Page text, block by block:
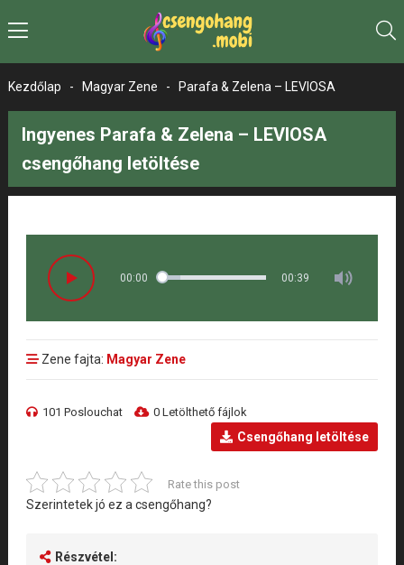
Kezdőlap - Magyar Zene - Parafa & Zelena – LEVIOSA
Ingyenes Parafa & Zelena – LEVIOSA
csengőhang letöltése
00:00 00:39
Zene fajta: Magyar Zene
101 Poslouchat 0 Letölthető fájlok
Csengőhang letöltése
Rate this post
Szerintetek jó ez a csengőhang?
Részvétel: